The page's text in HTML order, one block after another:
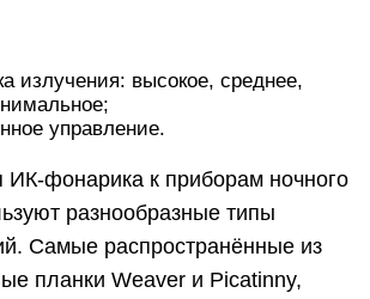
излучения: высокое, среднее,
управление.
ИК-фонарика к приборам ночного
разнообразные типы
Самые распространённые из
планки Weaver и Picatinny,